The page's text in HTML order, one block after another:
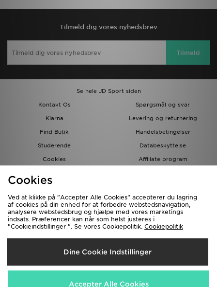
Tilmeld dig vores nyhedsbrev
Tilmeld
Se hele JD Sport siden
Kontakt Os
Spørgsmål og svar
Klarna
Levering og returnering
Find Butik
Handelsbetingelser
Studerende
Databeskyttelse
Cookies
Affiliate program
Forsendelse Til
Danmark
Vi accepterer de følgende betalingsmetoder
Cookies
Ved at klikke på "Accepter Alle Cookies" accepterer du lagring
af cookies på din enhed for at forbedre webstedsnavigation,
analysere webstedsbrug og hjælpe med vores marketings
indsats. Præferencer kan når som helst justeres i
"Cookieindstillinger ". Se vores Cookiepolitik. Cookiepolitik
Dine Cookie Indstillinger
Accepter Alle Cookies